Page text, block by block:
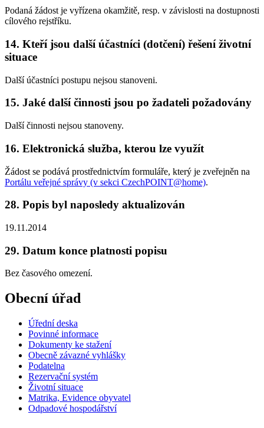
Podaná žádost je vyřízena okamžitě, resp. v závislosti na dostupnosti
cílového rejstříku.
14. Kteří jsou další účastníci (dotčení) řešení životní
situace
Další účastníci postupu nejsou stanoveni.
15. Jaké další činnosti jsou po žadateli požadovány
Další činnosti nejsou stanoveny.
16. Elektronická služba, kterou lze využít
Žádost se podává prostřednictvím formuláře, který je zveřejněn na
Portálu veřejné správy (v sekci CzechPOINT@home).
28. Popis byl naposledy aktualizován
19.11.2014
29. Datum konce platnosti popisu
Bez časového omezení.
Obecní úřad
Úřední deska
Povinné informace
Dokumenty ke stažení
Obecně závazné vyhlášky
Podatelna
Rezervační systém
Životní situace
Matrika, Evidence obyvatel
Odpadové hospodářství